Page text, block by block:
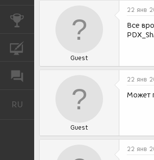
КОНКУРСЫ
RU
Guest
22 янв
Все
Guest
22 янв
Может
22 янв